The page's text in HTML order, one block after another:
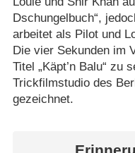
Dschungelbuch“,
arbeitet als Pilot und
Die vier Sekunden im
Titel „Käpt’n Balu“ zu
Trickfilmstudio des
gezeichnet.